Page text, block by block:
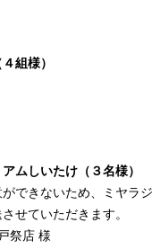
組様）
ムしいたけ（３名様）
できないため、ミヤラ
せていただきます。
祭店 様